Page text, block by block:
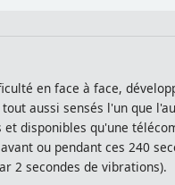
en face à face,
aussi sensés l'un que
disponibles qu'une
ou pendant ces 240
2 secondes de vibrations).